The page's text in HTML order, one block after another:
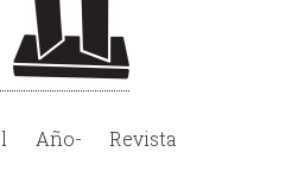
Año- Revista